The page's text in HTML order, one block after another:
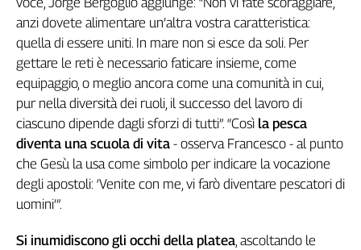
Inserti
Idea
Diffusa
InFlai
Le
trasmissioni
tv
Work
in
Progress
nel
anzi dovete alimentare un’altra vostra caratteristica:
quella di essere uniti. In mare non si esce da soli. Per
gettare le reti è necessario faticare insieme, come
equipaggio, o meglio ancora come una comunità in cui,
pur nella diversità dei ruoli, il successo del lavoro di
ciascuno dipende dagli sforzi di tutti”. “Così la pesca
diventa una scuola di vita - osserva Francesco - al punto
che Gesù la usa come simbolo per indicare la vocazione
degli apostoli: ‘Venite con me, vi farò diventare pescatori di
uomini’”.
Si inumidiscono gli occhi della platea, ascoltando le